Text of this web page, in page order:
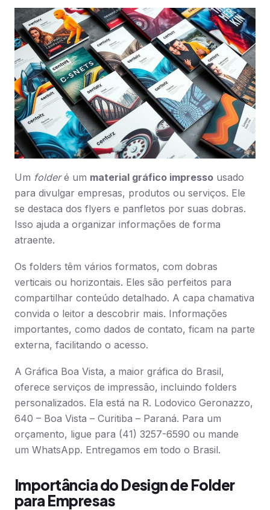
Um folderé um material gráfico impresso usado
para divulgar empresas, produtos ou serviços. Ele
se destaca dos flyers e panfletos por suas dobras.
Isso ajuda a organizar informações de forma
atraente.
Os folders têm vários formatos, com dobras
verticais ou horizontais. Eles são perfeitos para
compartilhar conteúdo detalhado. A capa chamativa
convida o leitor a descobrir mais. Informações
importantes, como dados de contato, ficam na parte
externa, facilitando o acesso.
A Gráfica Boa Vista, a maior gráfica do Brasil,
oferece serviços de impressão, incluindo folders
personalizados. Ela está na R. Lodovico Geronazzo,
640 – Boa Vista – Curitiba – Paraná. Para um
orçamento, ligue para (41) 3257-6590 ou mande
um WhatsApp. Entregamos em todo o Brasil.
Importância do Design de Folder
para Empresas